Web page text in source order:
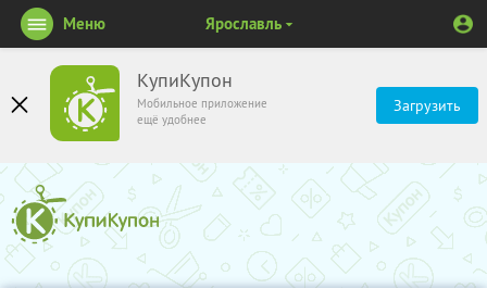
КупиКупон
Мобильное приложение
ещё удобнее
Загрузить
Меню Ярославль